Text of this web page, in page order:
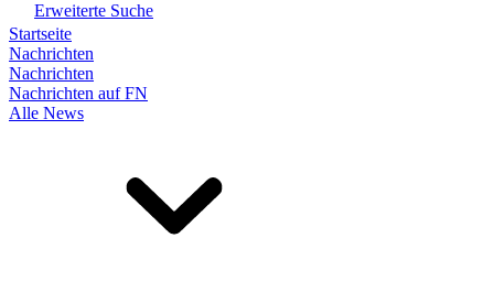
Erweiterte Suche
Startseite
Nachrichten
Nachrichten
Nachrichten auf FN
Alle News